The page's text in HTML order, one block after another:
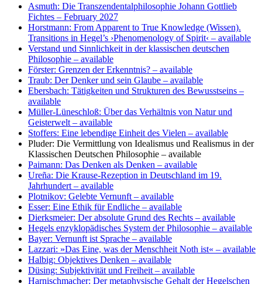
Asmuth: Die Transzendentalphilosophie Johann Gottlieb
Fichtes – February 2027
Horstmann: From Apparent to True Knowledge (Wissen).
Transitions in Hegel’s ›Phenomenology of Spirit‹ – available
Verstand und Sinnlichkeit in der klassischen deutschen
Philosophie – available
Förster: Grenzen der Erkenntnis? – available
Traub: Der Denker und sein Glaube – available
Ebersbach: Tätigkeiten und Strukturen des Bewusstseins –
available
Müller-Lüneschloß: Über das Verhältnis von Natur und
Geisterwelt – available
Stoffers: Eine lebendige Einheit des Vielen – available
Pluder: Die Vermittlung von Idealismus und Realismus in der
Klassischen Deutschen Philosophie – available
Paimann: Das Denken als Denken – available
Ureña: Die Krause-Rezeption in Deutschland im 19.
Jahrhundert – available
Plotnikov: Gelebte Vernunft – available
Esser: Eine Ethik für Endliche – available
Dierksmeier: Der absolute Grund des Rechts – available
Hegels enzyklopädisches System der Philosophie – available
Bayer: Vernunft ist Sprache – available
Lazzari: »Das Eine, was der Menschheit Noth ist« – available
Halbig: Objektives Denken – available
Düsing: Subjektivität und Freiheit – available
Harnischmacher: Der metaphysische Gehalt der Hegelschen